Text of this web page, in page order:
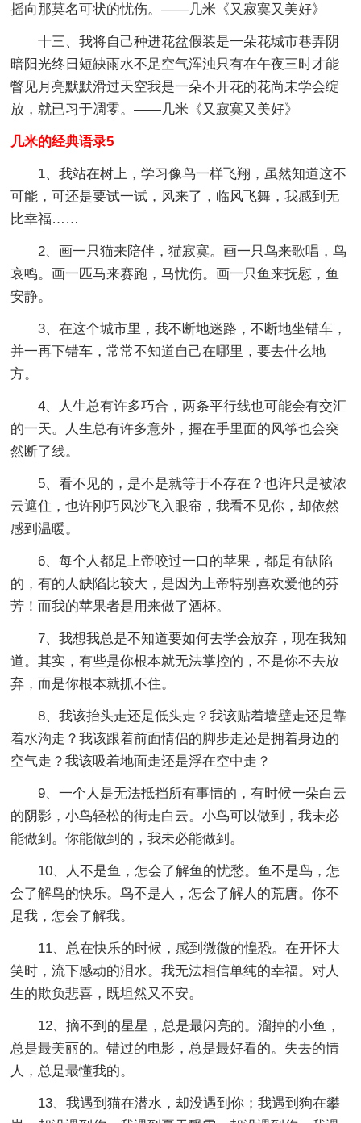
摇向那莫名可状的忧伤。——几米《又寂寞又美好》
十三、我将自己种进花盆假装是一朵花城市巷弄阴
暗阳光终日短缺雨水不足空气浑浊只有在午夜三时才能
瞥见月亮默默滑过天空我是一朵不开花的花尚未学会绽
放，就已习于凋零。——几米《又寂寞又美好》
几米的经典语录5
1、我站在树上，学习像鸟一样飞翔，虽然知道这不
可能，可还是要试一试，风来了，临风飞舞，我感到无
比幸福……
2、画一只猫来陪伴，猫寂寞。画一只鸟来歌唱，鸟
哀鸣。画一匹马来赛跑，马忧伤。画一只鱼来抚慰，鱼
安静。
3、在这个城市里，我不断地迷路，不断地坐错车，
并一再下错车，常常不知道自己在哪里，要去什么地
方。
4、人生总有许多巧合，两条平行线也可能会有交汇
的一天。人生总有许多意外，握在手里面的风筝也会突
然断了线。
5、看不见的，是不是就等于不存在？也许只是被浓
云遮住，也许刚巧风沙飞入眼帘，我看不见你，却依然
感到温暖。
6、每个人都是上帝咬过一口的苹果，都是有缺陷
的，有的人缺陷比较大，是因为上帝特别喜欢爱他的芬
芳！而我的苹果者是用来做了酒杯。
7、我想我总是不知道要如何去学会放弃，现在我知
道。其实，有些是你根本就无法掌控的，不是你不去放
弃，而是你根本就抓不住。
8、我该抬头走还是低头走？我该贴着墙壁走还是靠
着水沟走？我该跟着前面情侣的脚步走还是拥着身边的
空气走？我该吸着地面走还是浮在空中走？
9、一个人是无法抵挡所有事情的，有时候一朵白云
的阴影，小鸟轻松的街走白云。小鸟可以做到，我未必
能做到。你能做到的，我未必能做到。
10、人不是鱼，怎会了解鱼的忧愁。鱼不是鸟，怎
会了解鸟的快乐。鸟不是人，怎会了解人的荒唐。你不
是我，怎会了解我。
11、总在快乐的时候，感到微微的惶恐。在开怀大
笑时，流下感动的泪水。我无法相信单纯的幸福。对人
生的欺负悲喜，既坦然又不安。
12、摘不到的星星，总是最闪亮的。溜掉的小鱼，
总是最美丽的。错过的电影，总是最好看的。失去的情
人，总是最懂我的。
13、我遇到猫在潜水，却没遇到你；我遇到狗在攀